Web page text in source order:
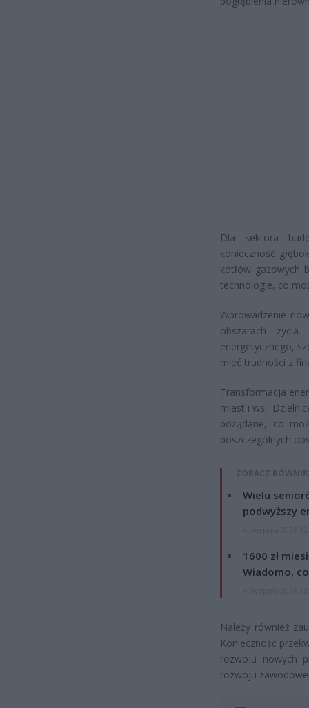
Dla sektora
konieczność
kotłów gazowych
technologie, co
Wprowadzenie
obszarach
energetycznego,
mieć trudności z
Transformacja
miast i wsi.
pożądane, co
poszczególnych
ZOBACZ
Wielu
podwyższy
1600 zł
Wiadomo,
Należy również
Konieczność
rozwoju nowych
rozwoju